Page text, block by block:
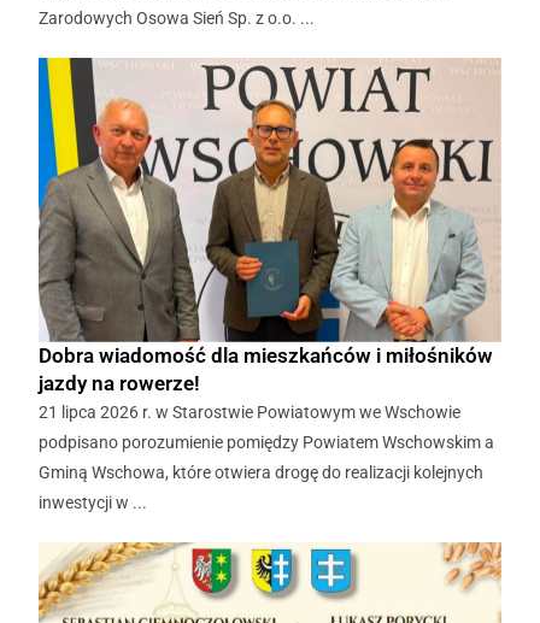
Zarodowych Osowa Sień Sp. z o.o. ...
Dobra wiadomość dla mieszkańców i miłośników
jazdy na rowerze!
21 lipca 2026 r. w Starostwie Powiatowym we Wschowie
podpisano porozumienie pomiędzy Powiatem Wschowskim a
Gminą Wschowa, które otwiera drogę do realizacji kolejnych
inwestycji w ...